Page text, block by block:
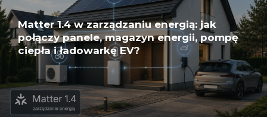
Matter 1.4 w zarządzaniu energią: jak
połączy panele, magazyn energii, pompę
ciepła i ładowarkę EV?